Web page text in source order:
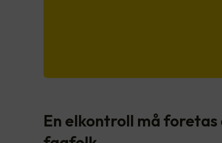
En elkontroll må